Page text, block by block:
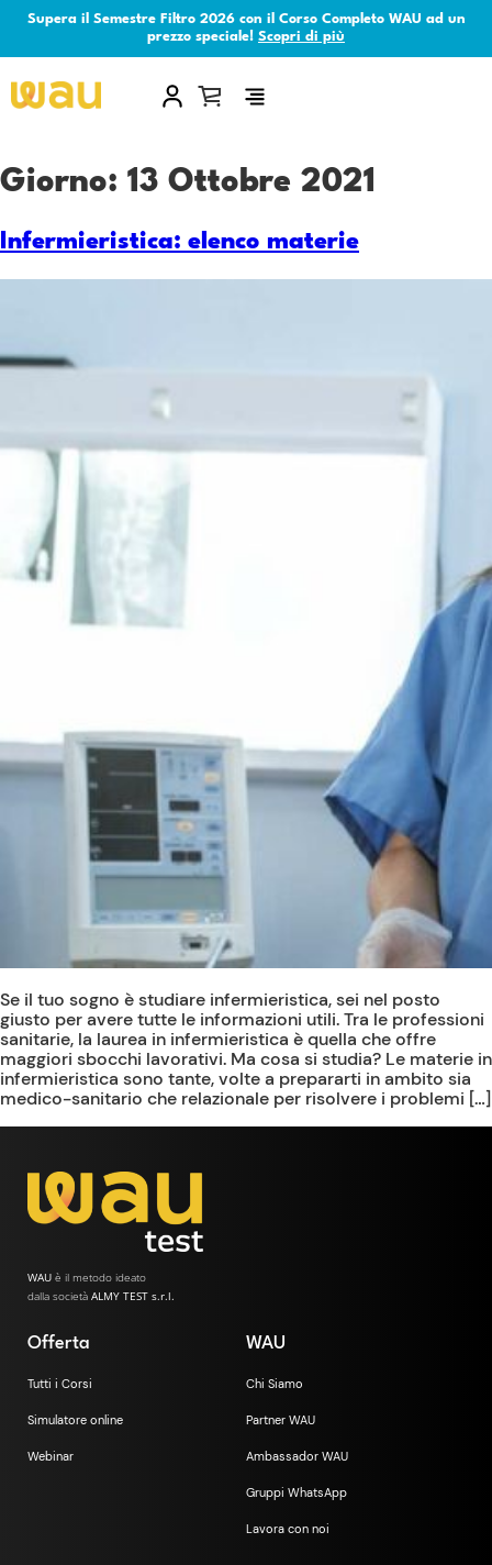
Supera il Semestre Filtro 2026 con il Corso Completo WAU ad un
prezzo speciale! Scopri di più
×
Giorno: 13 Ottobre 2021
Infermieristica: elenco materie
Se il tuo sogno è studiare infermieristica, sei nel posto
giusto per avere tutte le informazioni utili. Tra le professioni
sanitarie, la laurea in infermieristica è quella che offre
maggiori sbocchi lavorativi. Ma cosa si studia? Le materie in
infermieristica sono tante, volte a prepararti in ambito sia
medico-sanitario che relazionale per risolvere i problemi […]
WAU è il metodo ideato
dalla società ALMY TEST s.r.l.
Offerta
Tutti i Corsi
Simulatore online
Webinar
WAU
Chi Siamo
Partner WAU
Ambassador WAU
Gruppi WhatsApp
Lavora con noi